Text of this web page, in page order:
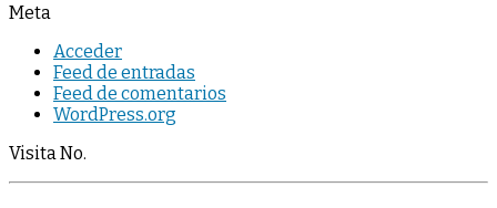
Meta
Acceder
Feed de entradas
Feed de comentarios
WordPress.org
Visita No.